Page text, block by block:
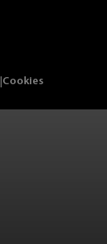
Cookies